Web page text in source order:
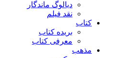
دیالوگ ماندگار
نقد فیلم
کتاب
بریده کتاب
معرفی کتاب
مذهب